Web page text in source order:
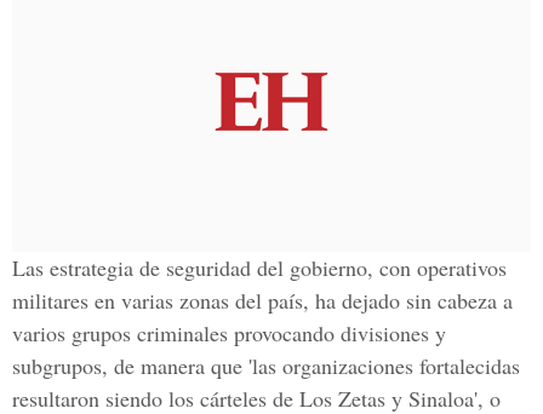
Las estrategia de seguridad del gobierno, con operativos
militares en varias zonas del país, ha dejado sin cabeza a
varios grupos criminales provocando divisiones y
subgrupos, de manera que 'las organizaciones fortalecidas
resultaron siendo los cárteles de Los Zetas y Sinaloa', o